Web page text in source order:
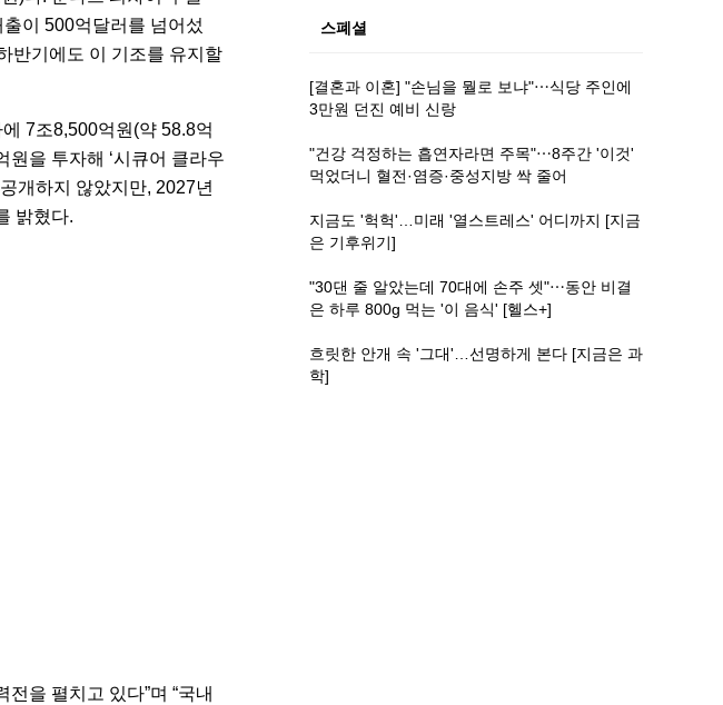
이 500억달러를 넘어섰
반기에도 이 기조를 유지할
7조8,500억원(약 58.8억
을 투자해 ‘시큐어 클라우
개하지 않았지만, 2027년
밝혔다.
을 펼치고 있다”며 “국내
스폐셜
[결혼과 이혼] "손님을 뭘로 보냐"⋯식당 주인에
3만원 던진 예비 신랑
"건강 걱정하는 흡연자라면 주목"⋯8주간 '이것'
먹었더니 혈전·염증·중성지방 싹 줄어
지금도 '헉헉'…미래 '열스트레스' 어디까지 [지금
은 기후위기]
"30댄 줄 알았는데 70대에 손주 셋"⋯동안 비결
은 하루 800g 먹는 '이 음식' [헬스+]
흐릿한 안개 속 '그대'…선명하게 본다 [지금은 과
학]